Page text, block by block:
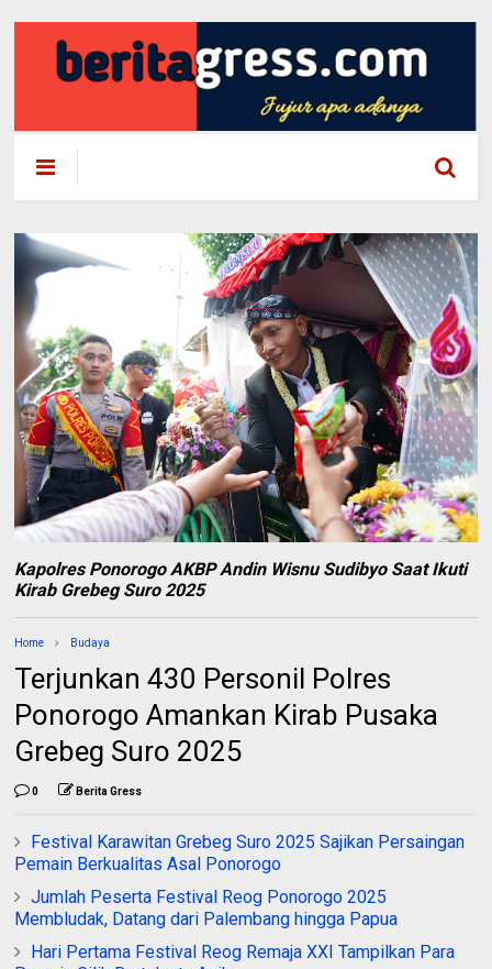
Kapolres Ponorogo AKBP Andin Wisnu Sudibyo Saat Ikuti
Kirab Grebeg Suro 2025
Home Budaya
Terjunkan 430 Personil Polres
Ponorogo Amankan Kirab Pusaka
Grebeg Suro 2025
0 Berita Gress
Festival Karawitan Grebeg Suro 2025 Sajikan Persaingan
Pemain Berkualitas Asal Ponorogo
Jumlah Peserta Festival Reog Ponorogo 2025
Membludak, Datang dari Palembang hingga Papua
Hari Pertama Festival Reog Remaja XXI Tampilkan Para